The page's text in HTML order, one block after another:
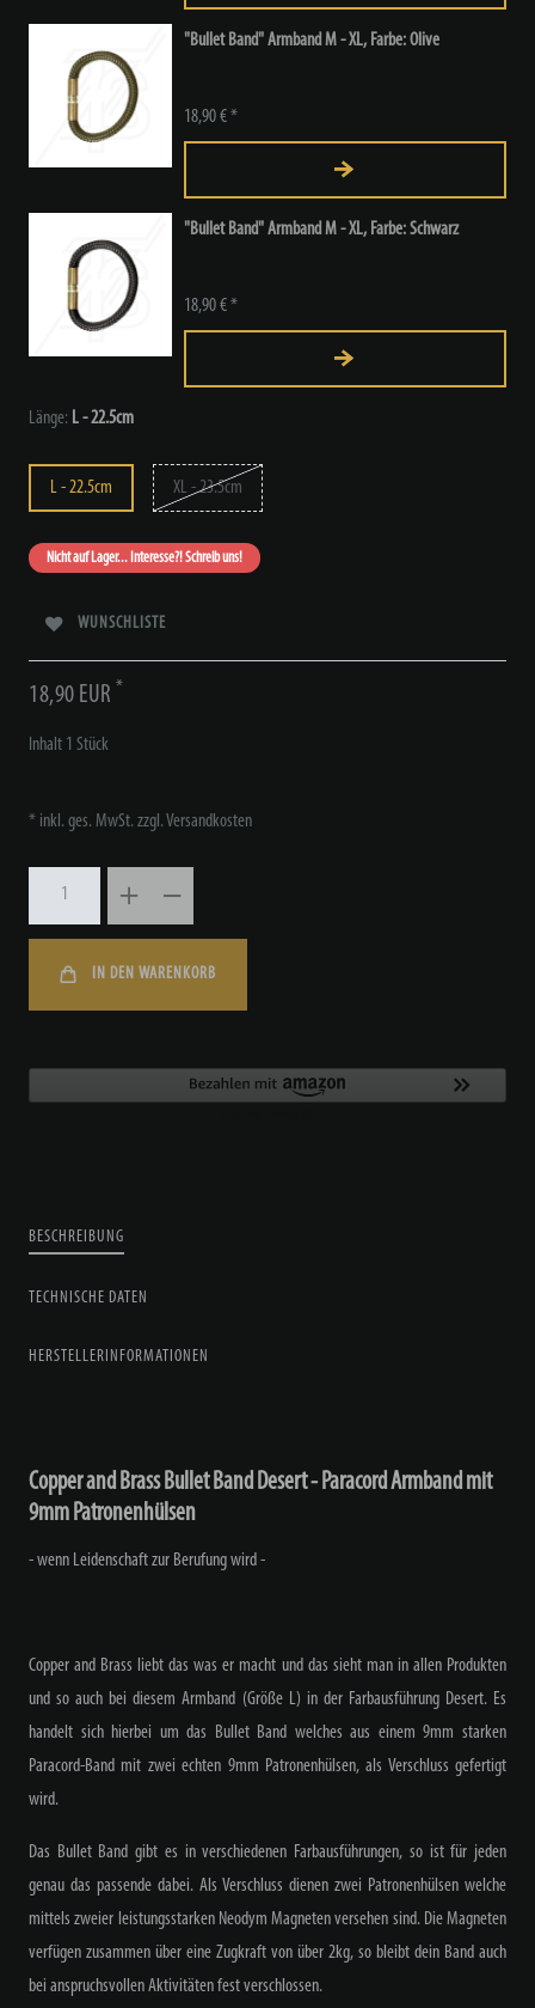
"Bullet Band" Armband M - XL, Farbe: Olive
18,90 € *
"Bullet Band" Armband M - XL, Farbe: Schwarz
18,90 € *
Länge: L - 22.5cm
L - 22.5cm XL - 23.5cm
Nicht auf Lager... Interesse?! Schreib uns!
WUNSCHLISTE
18,90 EUR *
Inhalt 1 Stück
* inkl. ges. MwSt. zzgl.Versandkosten
IN DEN WARENKORB
BESCHREIBUNG
TECHNISCHE DATEN
HERSTELLERINFORMATIONEN
Copper and Brass Bullet Band Desert - Paracord Armband mit
9mm Patronenhülsen
- wenn Leidenschaft zur Berufung wird -
Copper and Brass liebt das was er macht und das sieht man in allen Produkten
und so auch bei diesem Armband (Größe L) in der Farbausführung Desert. Es
handelt sich hierbei um das Bullet Band welches aus einem 9mm starken
Paracord-Band mit zwei echten 9mm Patronenhülsen, als Verschluss gefertigt
wird.
Das Bullet Band gibt es in verschiedenen Farbausführungen, so ist für jeden
genau das passende dabei. Als Verschluss dienen zwei Patronenhülsen welche
mittels zweier leistungsstarken Neodym Magneten versehen sind. Die Magneten
verfügen zusammen über eine Zugkraft von über 2kg, so bleibt dein Band auch
bei anspruchsvollen Aktivitäten fest verschlossen.